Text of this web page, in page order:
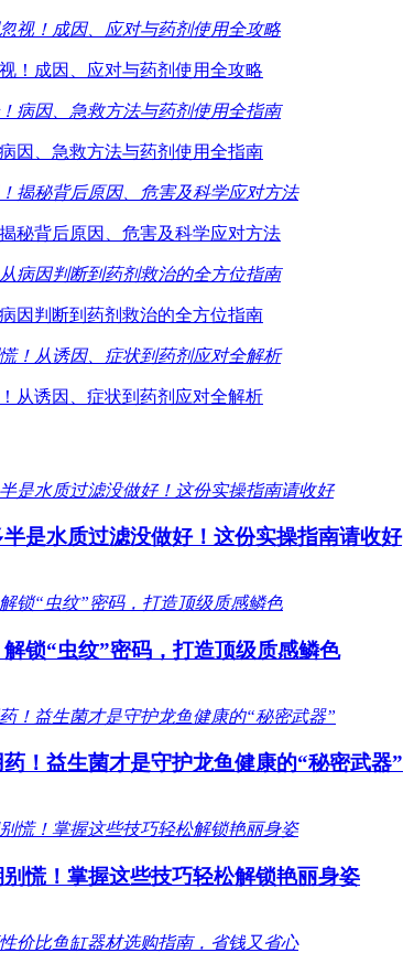
！成因、应对与药剂使用全攻略
因、急救方法与药剂使用全指南
秘背后原因、危害及科学应对方法
因判断到药剂救治的全方位指南
从诱因、症状到药剂应对全解析
是水质过滤没做好！这份实操指南请收好
锁“虫纹”密码，打造顶级质感鳞色
！益生菌才是守护龙鱼健康的“秘密武器”
慌！掌握这些技巧轻松解锁艳丽身姿